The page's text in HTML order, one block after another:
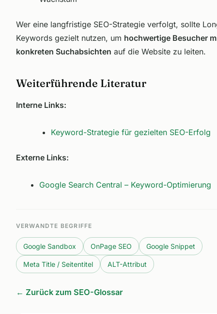
Wer eine langfristige SEO-Strategieverfolgt, sollte
Keywords gezielt nutzen, um hochwertige Besucher
konkreten Suchabsichten auf die Website zu leiten.
Weiterführende Literatur
Interne Links:
Keyword-Strategie für gezielten SEO-Erfolg
Externe Links:
Google Search Central – Keyword-Optimierung
VERWANDTE BEGRIFFE
Google Sandbox OnPage SEO Google Snippet
Meta Title / Seitentitel ALT-Attribut
← Zurück zum SEO-Glossar